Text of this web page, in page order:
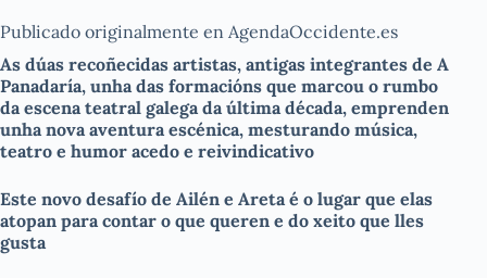
Publicado originalmente en AgendaOccidente.es
As dúas recoñecidas artistas, antigas integrantes de A
Panadaría, unha das formacións que marcou o rumbo
da escena teatral galega da última década, emprenden
unha nova aventura escénica, mesturando música,
teatro e humor acedo e reivindicativo
Este novo desafío de Ailén e Areta é o lugar que elas
atopan para contar o que queren e do xeito que lles
gusta